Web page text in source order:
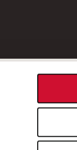
Bei Fragen zu
wenden Sie sich